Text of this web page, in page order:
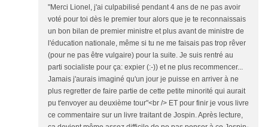
"Merci Lionel, j'ai culpabilisé pendant 4 ans de ne pas avoir
voté pour toi dès le premier tour alors que je te reconnaissais
un bon bilan de premier ministre et plus avant de ministre de
l'éducation nationale, même si tu ne me faisais pas trop rêver
(pour ne pas être vulgaire) pour la suite. Je suis rentré au
parti socialiste pour ça: expier (:-)) et ne plus recommencer...
Jamais j'aurais imaginé qu'un jour je puisse en arriver à ne
plus regretter de faire partie de cette petite minorité qui aurait
pu t'envoyer au deuxième tour"<br /> ET pour finir je vous livre
ce commentaire sur un livre traitant de Jospin. Après lecture,